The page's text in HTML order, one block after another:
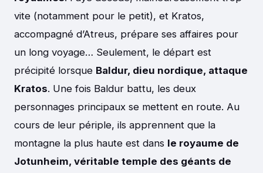
vite (notamment pour le petit), et Kratos,
accompagné d’Atreus, prépare ses affaires pour
un long voyage… Seulement, le départ est
précipité lorsque Baldur, dieu nordique, attaque
Kratos. Une fois Baldur battu, les deux
personnages principaux se mettent en route. Au
cours de leur périple, ils apprennent que la
montagne la plus haute est dans le royaume de
Jotunheim, véritable temple des géants de